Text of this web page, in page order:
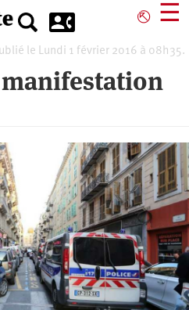
⎋ ☰
le Lundi 1 février 2016 à 08h35.
manifestation